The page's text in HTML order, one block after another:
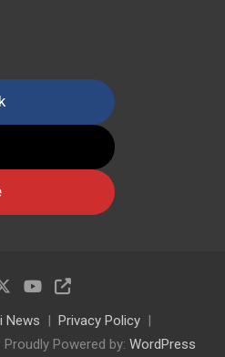
News
Privacy Policy
Proudly Powered by: WordPress